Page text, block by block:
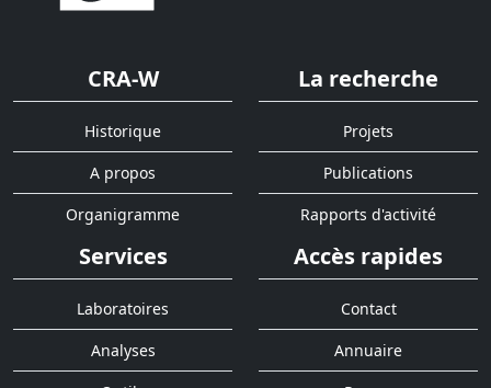
CRA-W
Historique
A propos
Organigramme
La recherche
Projets
Publications
Rapports d'activité
Services
Laboratoires
Analyses
Accès rapides
Contact
Annuaire